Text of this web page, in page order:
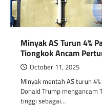
Minyak AS Turun 4%
Tiongkok Ancam
October 11, 2025
Minyak mentah AS turun
Donald Trump mengancam
tinggi sebagai…